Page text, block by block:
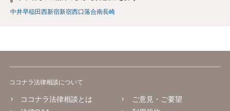
中井早稲田西新宿新宿西口落合南長崎
ココナラ法律相談について
ココナラ法律相談とは
ご意見・ご要望